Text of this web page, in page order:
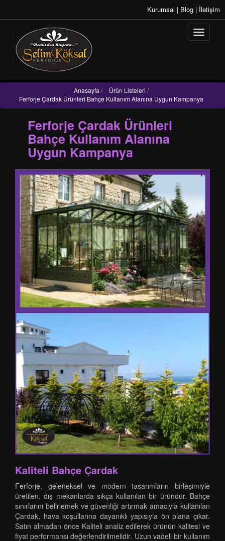
Kurumsal | Blog | İletişim
Anasayfa / Ürün Listeleri /
Ferforje Çardak Ürünleri Bahçe Kullanım Alanına Uygun Kampanya
Ferforje Çardak Ürünleri
Bahçe Kullanım Alanına
Uygun Kampanya
Kaliteli Bahçe Çardak
Ferforje, geleneksel ve modern tasarımların birleşimiyle
üretilen, dış mekanlarda sıkça kullanılan bir üründür. Bahçe
sınırlarını belirlemek ve güvenliği artırmak amacıyla kullanılan
Çardak, hava koşullarına dayanıklı yapısıyla ön plana çıkar.
Satın almadan önce Kaliteli analiz edilerek ürünün kalitesi ve
fiyat performansı değerlendirilmelidir. Uzun vadeli bir kullanım